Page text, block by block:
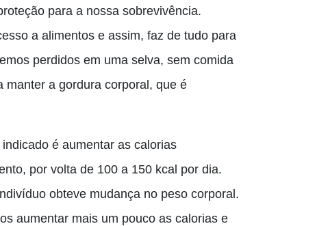
para a nossa sobrevivência.
a alimentos e assim, faz de tudo para
perdidos em uma selva, sem comida
manter a gordura corporal, que é
é aumentar as calorias
por volta de 100 a 150 kcal por dia.
obteve mudança no peso corporal.
aumentar mais um pouco as calorias e